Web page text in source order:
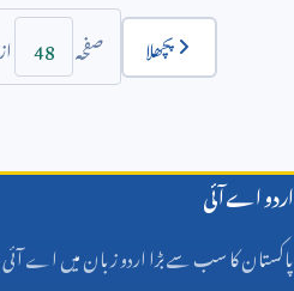
پچھلا صفحہ 48
اردو اے آئی
پاکستان کا سب سے بڑا اردو زبان میں اے